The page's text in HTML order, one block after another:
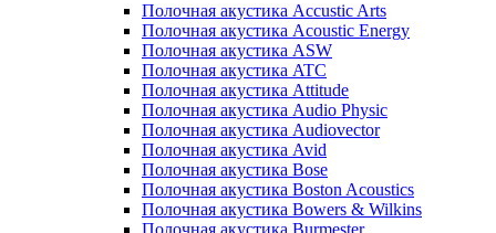
Полочная акустика Accustic Arts
Полочная акустика Acoustic Energy
Полочная акустика ASW
Полочная акустика ATC
Полочная акустика Attitude
Полочная акустика Audio Physic
Полочная акустика Audiovector
Полочная акустика Avid
Полочная акустика Bose
Полочная акустика Boston Acoustics
Полочная акустика Bowers & Wilkins